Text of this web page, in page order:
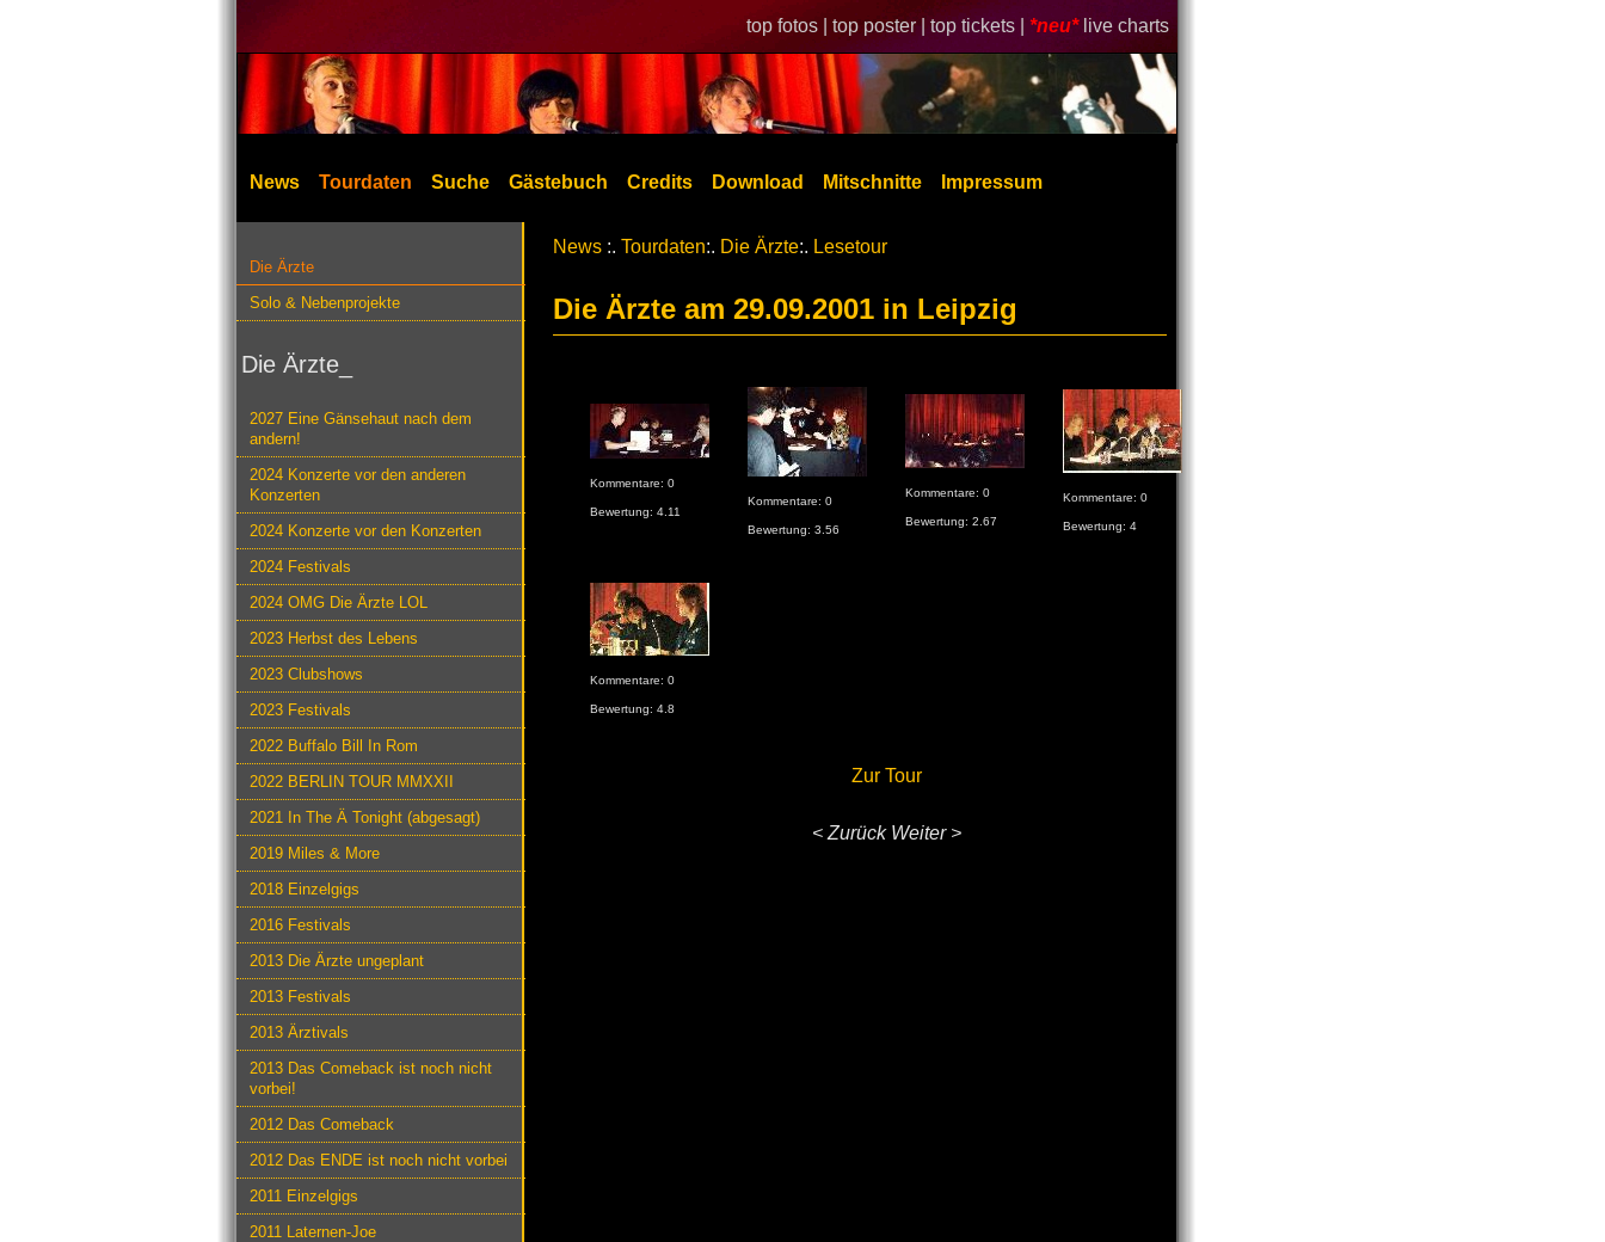
top fotos | top poster | top tickets | *neu* live charts
News Tourdaten Suche Gästebuch Credits Download Mitschnitte Impressum
Die Ärzte
Solo & Nebenprojekte
Die Ärzte_
2027 Eine Gänsehaut nach dem
andern!
2024 Konzerte vor den anderen
Konzerten
2024 Konzerte vor den Konzerten
2024 Festivals
2024 OMG Die Ärzte LOL
2023 Herbst des Lebens
2023 Clubshows
2023 Festivals
2022 Buffalo Bill In Rom
2022 BERLIN TOUR MMXXII
2021 In The Ä Tonight (abgesagt)
2019 Miles & More
2018 Einzelgigs
2016 Festivals
2013 Die Ärzte ungeplant
2013 Festivals
2013 Ärztivals
2013 Das Comeback ist noch nicht
vorbei!
2012 Das Comeback
2012 Das ENDE ist noch nicht vorbei
2011 Einzelgigs
2011 Laternen-Joe
News :. Tourdaten:. Die Ärzte:. Lesetour
Die Ärzte am 29.09.2001 in Leipzig
Kommentare: 0
Bewertung: 4.11
Kommentare: 0
Bewertung: 3.56
Kommentare: 0
Bewertung: 2.67
Kommentare: 0
Bewertung: 4
Kommentare: 0
Bewertung: 4.8
Zur Tour
< Zurück Weiter >